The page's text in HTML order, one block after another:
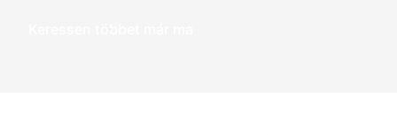
Keressen többet már ma